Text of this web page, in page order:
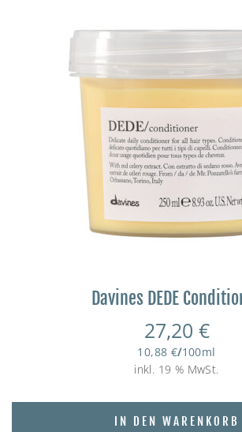
Davines DEDE
27,20 €
10,88 €/100ml
inkl. 19 % MwSt.
IN DEN WARENKORB